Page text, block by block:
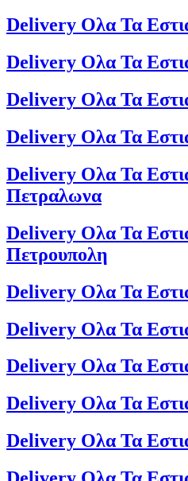
Delivery Ολα Τα
Delivery Ολα Τα
Delivery Ολα Τα
Delivery Ολα Τα
Delivery Ολα Τα
Πετραλωνα
Delivery Ολα Τα
Πετρουπολη
Delivery Ολα Τα
Delivery Ολα Τα
Delivery Ολα Τα
Delivery Ολα Τα
Delivery Ολα Τα